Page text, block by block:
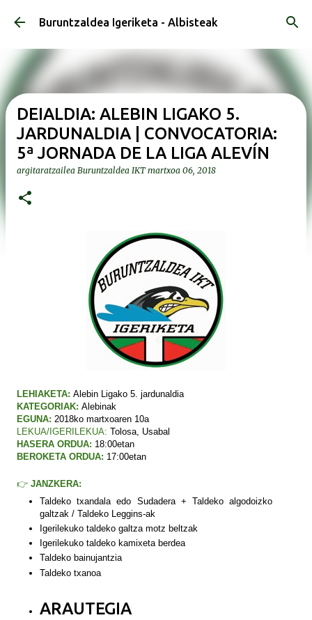
Saltatu eta joan eduki nagusira
Buruntzaldea Igeriketa - Albisteak
DEIALDIA: ALEBIN LIGAKO 5.
JARDUNALDIA | CONVOCATORIA:
5ª JORNADA DE LA LIGA ALEVÍN
argitaratzailea Buruntzaldea IKT martxoa 06, 2018
LEHIAKETA: Alebin Ligako 5. jardunaldia
KATEGORIAK: Alebinak
EGUNA: 2018ko martxoaren 10a
LEKUA/IGERILEKUA: Tolosa, Usabal
HASERA ORDUA: 18:00etan
BEROKETA ORDUA: 17:00etan
👉 JANZKERA:
Taldeko txandalaedo Sudadera + Taldeko algodoizko
galtzak / Taldeko Leggins-ak
Igerilekuko taldeko galtza motz beltzak
Igerilekuko taldeko kamixeta berdea
Taldeko bainujantzia
Taldeko txanoa
ARAUTEGIA